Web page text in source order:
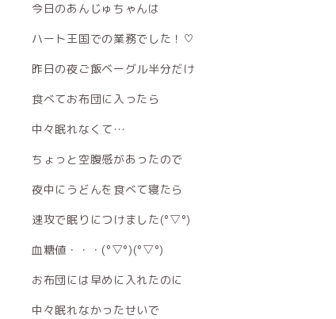
今日のあんじゅちゃんは
ハート王国での業務でした！♡
昨日の夜ご飯ベーグル半分だけ
食べてお布団に入ったら
中々眠れなくて…
ちょっと空腹感があったので
夜中にうどんを食べて寝たら
速攻で眠りにつけました(°▽°)
血糖値・・・(°▽°)(°▽°)
お布団には早めに入れたのに
中々眠れなかったせいで